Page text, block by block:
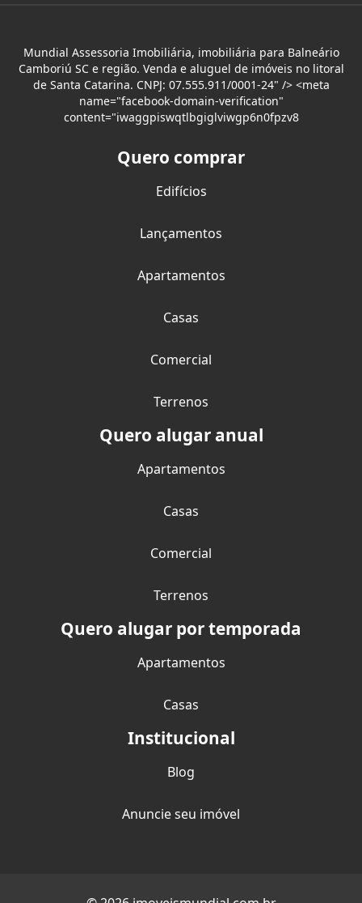
Mundial Assessoria Imobiliária, imobiliária para Balneário
Camboriú SC e região. Venda e aluguel de imóveis no litoral
de Santa Catarina. CNPJ: 07.555.911/0001-24" /> <meta
name="facebook-domain-verification"
content="iwaggpiswqtlbgiglviwgp6n0fpzv8
Quero comprar
Edifícios
Lançamentos
Apartamentos
Casas
Comercial
Terrenos
Quero alugar anual
Apartamentos
Casas
Comercial
Terrenos
Quero alugar por temporada
Apartamentos
Casas
Institucional
Blog
Anuncie seu imóvel